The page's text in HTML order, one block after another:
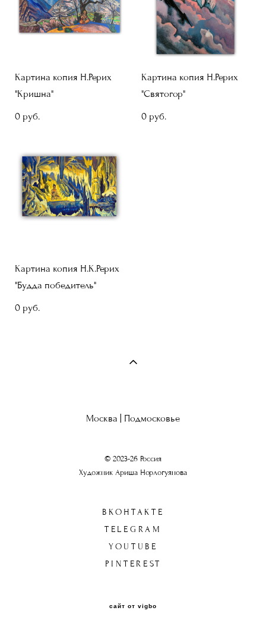
Картина копия Н.Рерих
"Кришна"
0 pуб.
Картина копия Н.Рерих
"Святогор"
0 pуб.
Картина копия Н.К.Рерих
"Будда победитель"
0 pуб.
Москва | Подмосковье
© 2023-26 Россия
Художник Ариша Норлогуянова
ВКОНТАКТЕ
TELEGRAM
YOUTUBE
PINTEREST
сайт от vigbo